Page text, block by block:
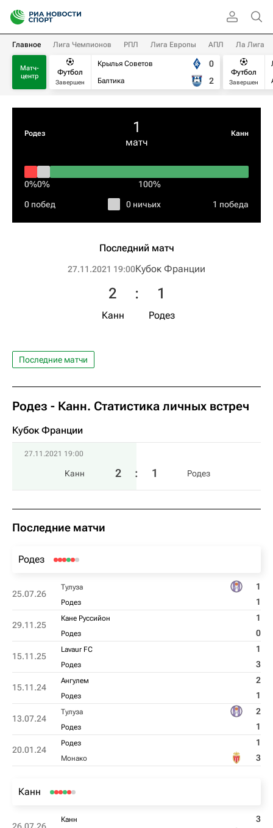
Главное Лига Чемпионов РПЛ Лига Европы АПЛ Ла Лига
Матч-
центр
Футбол
Завершен
Крылья Советов
Балтика
0
2
Футбол
Завершен
Родез 1
матч
Канн
0%0% 100%
0 побед 0 ничьих 1 победа
Последний матч
27.11.2021 19:00Кубок Франции
Канн
2 : 1
Родез
Последние матчи
Родез - Канн. Статистика личных встреч
Кубок Франции
27.11.2021 19:00
Канн 2 : 1 Родез
Последние матчи
Родез
25.07.26
Тулуза 1
Родез 1
29.11.25
Кане Руссийон 1
Родез 0
15.11.25
Lavaur FC 1
Родез 3
15.11.24
Ангулем 2
Родез 1
13.07.24
Тулуза 2
Родез 1
20.01.24
Родез 1
Монако 3
Канн
Канн 3